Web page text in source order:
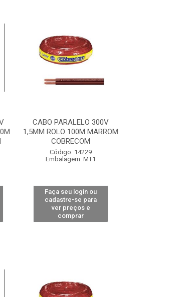
CABO PARALELO 300V
1,5MM ROLO 100M MARROM
COBRECOM
Código: 14229
Embalagem: MT1
Faça seu login ou
cadastre-se para
ver preços e
comprar